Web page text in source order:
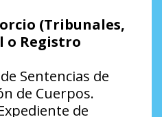
(Tribunales,
o Registro
Sentencias de
de Cuerpos.
de